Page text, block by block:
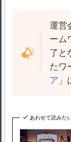
運営
ーム
了と
たワ
ア
あわせて読みた